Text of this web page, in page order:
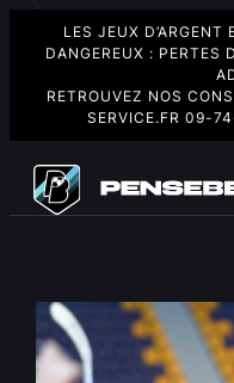
LES JEUX D’ARGENT
DANGEREUX : PERTES
RETROUVEZ NOS
SERVICE.FR 09-
contenu